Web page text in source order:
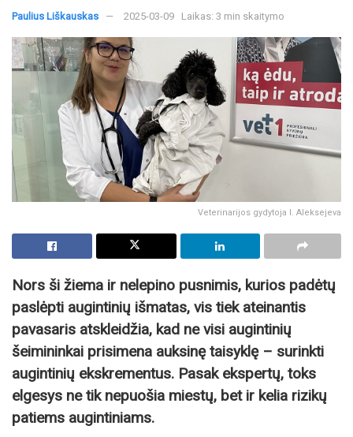
Paulius Liškauskas 2025-03-09 Laikas: 3 min skaitymo
Veterinarijos gydytoja I. Aleksejeva
Nors ši žiema ir nelepino pusnimis, kurios padėtų
paslėpti augintinių išmatas, vis tiek ateinantis
pavasaris atskleidžia, kad ne visi augintinių
šeimininkai prisimena auksinę taisyklę – surinkti
augintinių ekskrementus. Pasak ekspertų, toks
elgesys ne tik nepuošia miestų, bet ir kelia rizikų
patiems augintiniams.